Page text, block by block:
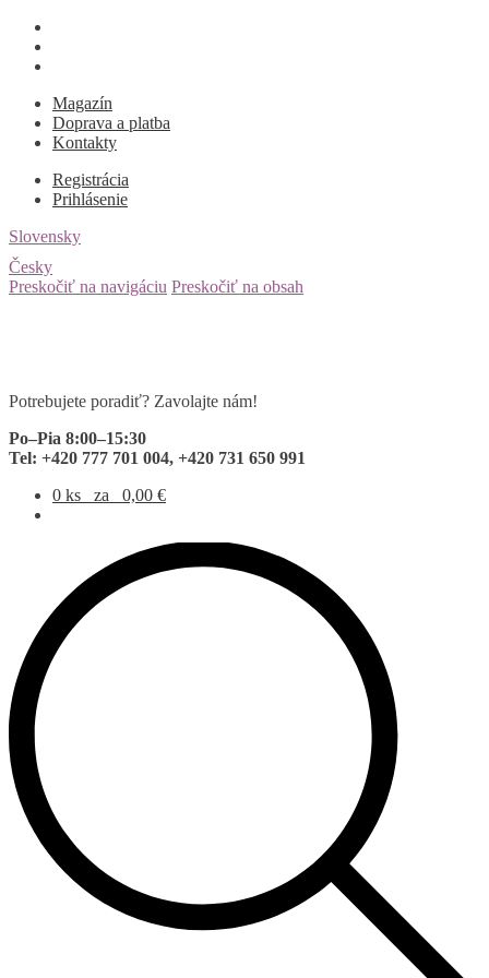
Magazín
Doprava a platba
Kontakty
Registrácia
Prihlásenie
Slovensky
Česky
Preskočiť na navigáciu Preskočiť na obsah
Potrebujete poradiť? Zavolajte nám!
Po–Pia 8:00–15:30
Tel: +420 777 701 004, +420 731 650 991
0 ks
za 0,00 €